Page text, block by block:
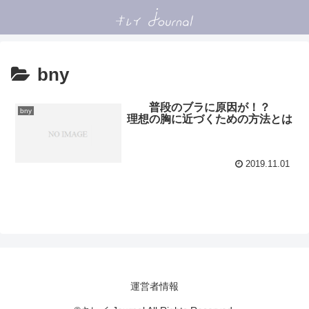
bny
bny
普段のブラに原因が！？
理想の胸に近づくための方法とは
2019.11.01
運営者情報